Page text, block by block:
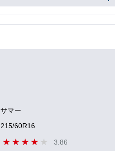
サマー
215/60R16
3.86